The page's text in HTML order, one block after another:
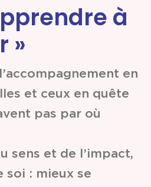
&
à
»
en
et ceux en quête
pas par où
sens et de l’impact,
: mieux se